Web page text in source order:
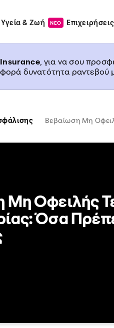
Υγεία & Ζωή ΝΕΟ Επιχειρήσεις
, για να σου
δυνατότητα ραντεβού
Βεβαίωση Μη
Μη Οφειλής
Όσα